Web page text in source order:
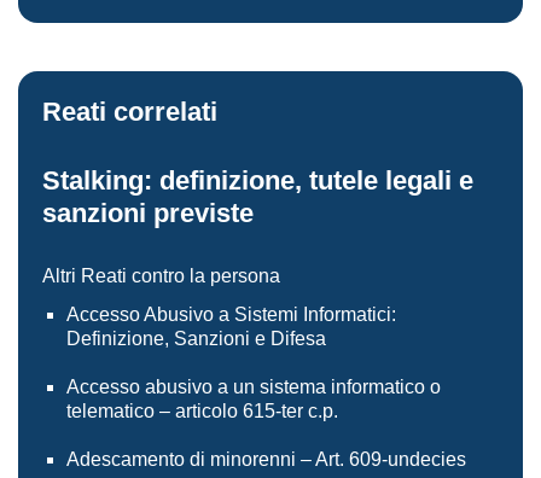
Reati correlati
Stalking: definizione, tutele legali e
sanzioni previste
Altri Reati contro la persona
Accesso Abusivo a Sistemi Informatici:
Definizione, Sanzioni e Difesa
Accesso abusivo a un sistema informatico o
telematico – articolo 615-ter c.p.
Adescamento di minorenni – Art. 609-undecies